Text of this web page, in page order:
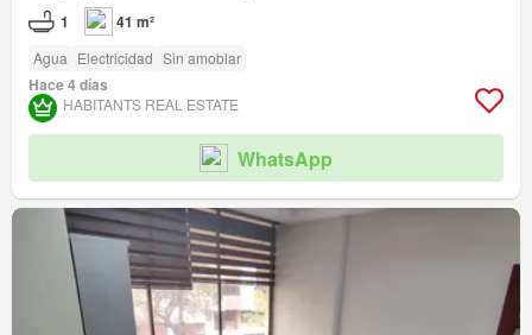
1 41 m²
Agua Electricidad Sin amoblar
Hace 4 días
HABITANTS REAL ESTATE
WhatsApp